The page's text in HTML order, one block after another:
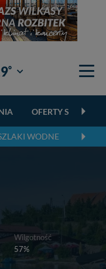
° Giżycko
OFERTY
WODNE
Wilgotność
57%